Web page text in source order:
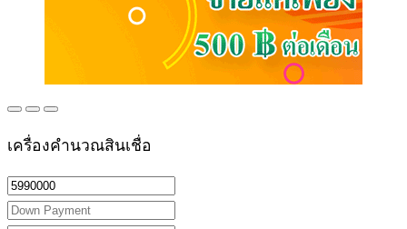
เครื่องคำนวณสินเชื่อ